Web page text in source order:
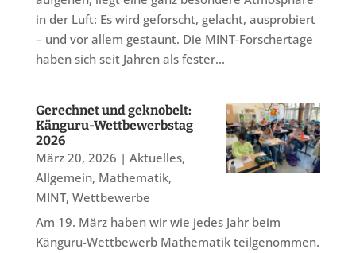
in der Luft: Es wird geforscht, gelacht, ausprobiert
– und vor allem gestaunt. Die MINT-Forschertage
haben sich seit Jahren als fester...
Gerechnet und geknobelt:
Känguru-Wettbewerbstag
2026
März 20, 2026 | Aktuelles,
Allgemein, Mathematik,
MINT, Wettbewerbe
Am 19. März haben wir wie jedes Jahr beim
Känguru-Wettbewerb Mathematik teilgenommen.